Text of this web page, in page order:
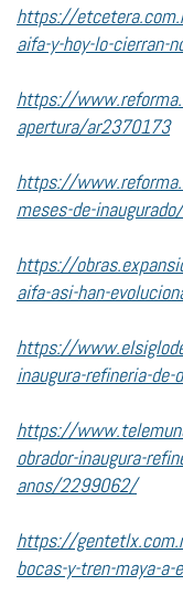
https://
aifa-y-hoy-lo-cierran-
https://
apertura/ar2370173
https://
meses-de-
https://
aifa-asi-han-
https://
inaugura-refineria-
https://
obrador-inaugura-
anos/2299062/
https://
bocas-y-tren-maya-